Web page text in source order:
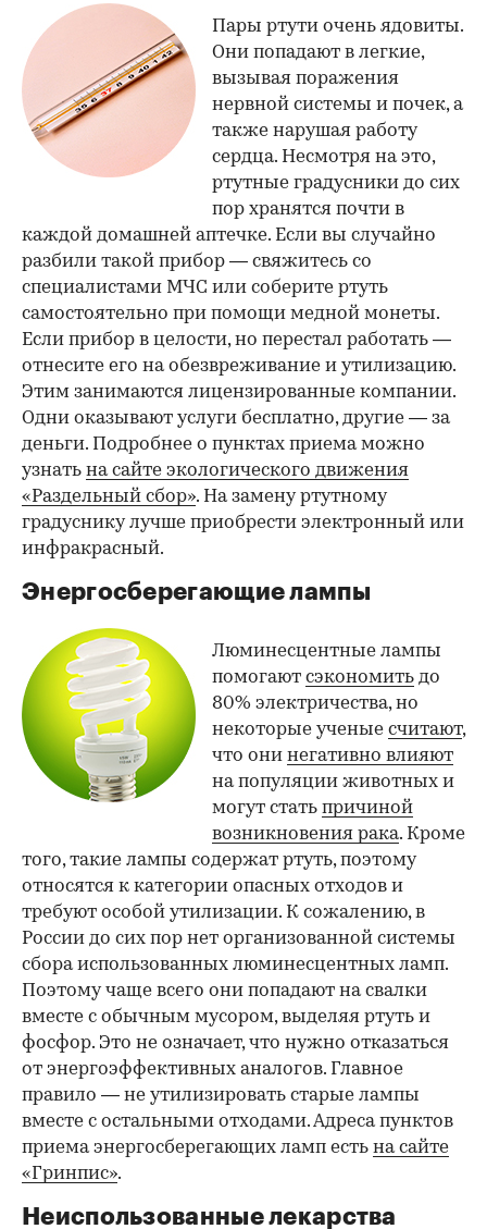
Пары ртути очень ядовиты.
Они попадают в легкие,
вызывая поражения
нервной системы и почек, а
также нарушая работу
сердца. Несмотря на это,
ртутные градусники до сих
пор хранятся почти в
каждой домашней аптечке. Если вы случайно
разбили такой прибор — свяжитесь со
специалистами МЧС или соберите ртуть
самостоятельно при помощи медной монеты.
Если прибор в целости, но перестал работать —
отнесите его на обезвреживание и утилизацию.
Этим занимаются лицензированные компании.
Одни оказывают услуги бесплатно, другие — за
деньги. Подробнее о пунктах приема можно
узнать на сайте экологического движения
«Раздельный сбор». На замену ртутному
градуснику лучше приобрести электронный или
инфракрасный.
Энергосберегающие лампы
Люминесцентные лампы
помогают сэкономить до
80% электричества, но
некоторые ученые считают,
что они негативно влияют
на популяции животных и
могут стать причиной
возникновения рака. Кроме
того, такие лампы содержат ртуть, поэтому
относятся к категории опасных отходов и
требуют особой утилизации. К сожалению, в
России до сих пор нет организованной системы
сбора использованных люминесцентных ламп.
Поэтому чаще всего они попадают на свалки
вместе с обычным мусором, выделяя ртуть и
фосфор. Это не означает, что нужно отказаться
от энергоэффективных аналогов. Главное
правило — не утилизировать старые лампы
вместе с остальными отходами. Адреса пунктов
приема энергосберегающих ламп есть на сайте
«Гринпис».
Неиспользованные лекарства